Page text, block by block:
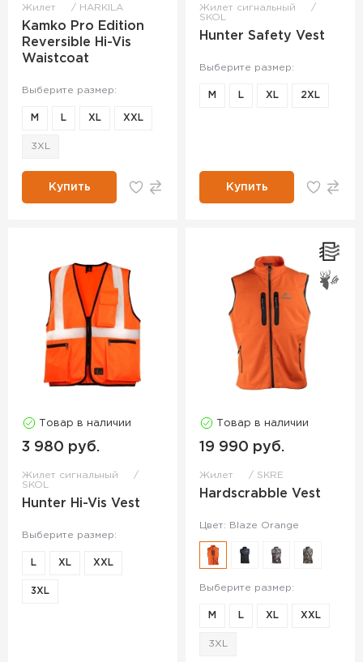
Жилет HARKILA
Kamko Pro Edition
Reversible Hi-Vis
Waistcoat
Выберите размер:
M L XL XXL
3XL
Купить
Жилет сигнальный
SKOL
Hunter Safety Vest
Выберите размер:
M L XL 2XL
Купить
Товар в наличии
3 980 руб.
Жилет сигнальный
SKOL
Hunter Hi-Vis Vest
Выберите размер:
L XL XXL
3XL
Товар в наличии
19 990 руб.
Жилет SKRE
Hardscrabble Vest
Цвет: Blaze Orange
Выберите размер:
M L XL XXL
3XL